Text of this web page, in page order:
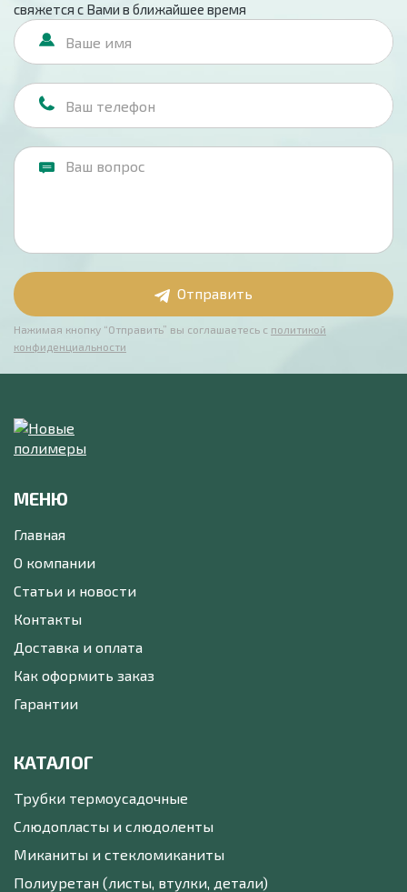
свяжется с Вами в ближайшее время
Отправить
Нажимая кнопку “Отправить” вы соглашаетесь с политикой
конфиденциальности
МЕНЮ
Главная
О компании
Статьи и новости
Контакты
Доставка и оплата
Как оформить заказ
Гарантии
КАТАЛОГ
Трубки термоусадочные
Слюдопласты и слюдоленты
Миканиты и стекломиканиты
Полиуретан (листы, втулки, детали)